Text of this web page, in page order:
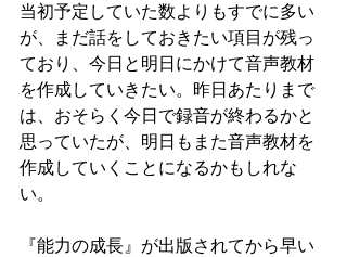
当初予定していた数よりもすでに多い
が、まだ話をしておきたい項目が残っ
ており、今日と明日にかけて音声教材
を作成していきたい。昨日あたりまで
は、おそらく今日で録音が終わるかと
思っていたが、明日もまた音声教材を
作成していくことになるかもしれな
い。
『能力の成長』が出版されてから早い